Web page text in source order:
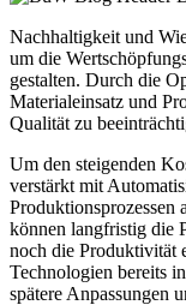
Nachhaltigkeit und
um die
gestalten. Durch die
Materialeinsatz und
Qualität zu
Um den steigenden
verstärkt mit
Produktionsprozessen
können langfristig die
noch die Produktivität
Technologien bereits
spätere Anpassungen